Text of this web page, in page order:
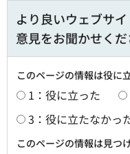
より良いウェブサ
意見をお聞かせく
このページの情報は役に
1：役に立った
3：役に立たなかっ
このページの情報は見つ